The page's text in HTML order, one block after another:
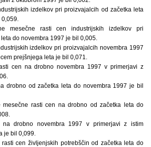
izdelkov pri proizvajalcih od začetka leta
mesečne rasti cen industrijskih izdelkov pri
do novembra 1997 je bil 0,005.
izdelkov pri proizvajalcih novembra 1997
prejšnjega leta je bil 0,071.
cen na drobno novembra 1997 v primerjavi z
drobno od začetka leta do novembra 1997 je bil
mesečne rasti cen na drobno od začetka leta do
drobno novembra 1997 v primerjavi z istim
je bil 0,099.
cen življenjskih potrebščin od začetka leta do